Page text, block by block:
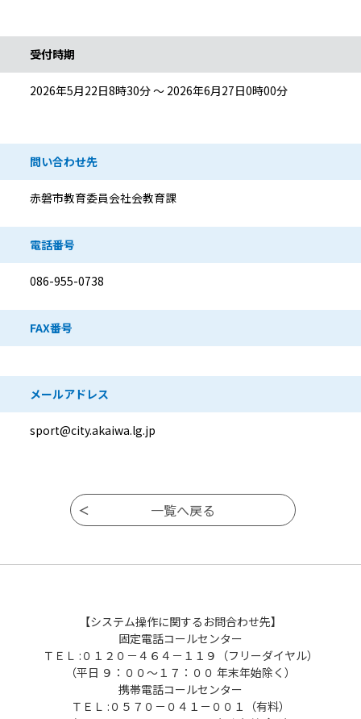
受付時期
2026年5月22日8時30分 ～ 2026年6月27日0時00分
問い合わせ先
赤磐市教育委員会社会教育課
電話番号
086-955-0738
FAX番号
メールアドレス
sport@city.akaiwa.lg.jp
【システム操作に関するお問合わせ先】
固定電話コールセンター
ＴＥＬ :０１２０－４６４－１１９（フリーダイヤル）
（平日 ９：００～１７：００ 年末年始除く）
携帯電話コールセンター
ＴＥＬ :０５７０－０４１－００１（有料）